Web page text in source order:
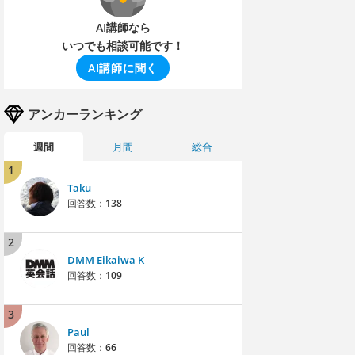
AI講師なら
いつでも相談可能です！
AI講師に聞く
アンカーランキング
週間 月間 総合
1
Taku
回答数： 138
2
DMM Eikaiwa K
回答数： 109
3
Paul
回答数： 66